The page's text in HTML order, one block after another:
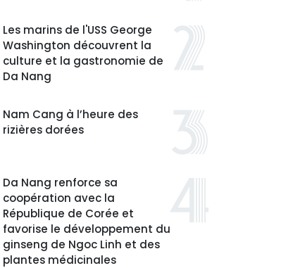
Les marins de l'USS George
Washington découvrent la
culture et la gastronomie de
Da Nang
Nam Cang à l’heure des
rizières dorées
Da Nang renforce sa
coopération avec la
République de Corée et
favorise le développement du
ginseng de Ngoc Linh et des
plantes médicinales